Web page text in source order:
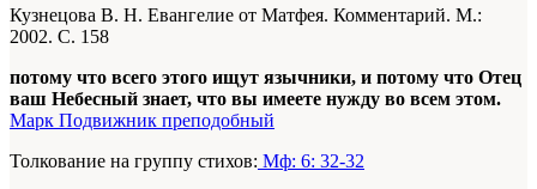
Кузнецова В. Н. Евангелие от Матфея. Комментарий. М.:
2002. С. 158
потому что всего этого ищут язычники, и потому что Отец
ваш Небесный знает, что вы имеете нужду во всем этом.
Марк Подвижник преподобный
Толкование на группу стихов: Мф: 6: 32-32